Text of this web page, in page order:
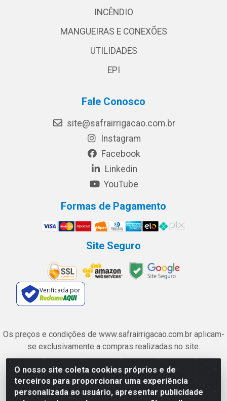
O nosso site coleta cookies próprios e de
terceiros para proporcionar uma experiência
personalizada ao usuário, apresentar publicidade
INCÊNDIO
MANGUEIRAS E CONEXÕES
UTILIDADES
EPI
Fale Conosco
site@safrairrigacao.com.br
Instagram
Facebook
Linkedin
YouTube
Formas de Pagamento
Site Seguro
Verificada por
Os preços e condições de www.safrairrigacao.com.br aplicam-
se exclusivamente a compras realizadas no site.
Safra Agrícola e Pecuária LTDA - Avenida Castelo Branco, 5330 -
Esplanada dos Anicuns, Goiânia/GO - CEP 74.433-205 - CNPJ
06.315.490/0001-00